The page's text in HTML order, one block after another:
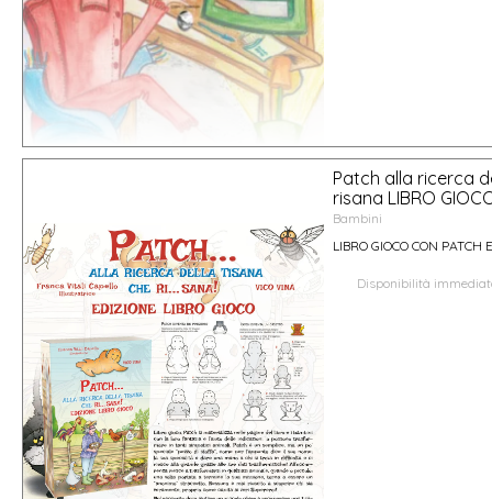
Patch alla ricerca
risana LIBRO
Bambini
LIBRO GIOCO CON PATCH
Disponibilità